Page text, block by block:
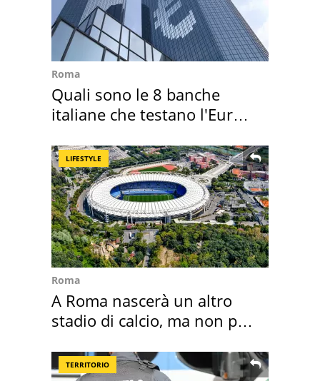
Roma
Quali sono le 8 banche
italiane che testano l'Euro
LIFESTYLE
Roma
A Roma nascerà un altro
stadio di calcio, ma non per
TERRITORIO